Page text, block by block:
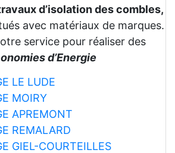
d’isolation des combles,
avec matériaux de marques.
service pour réaliser des
d’Energie
LE LUDE
MOIRY
APREMONT
REMALARD
GIEL-COURTEILLES